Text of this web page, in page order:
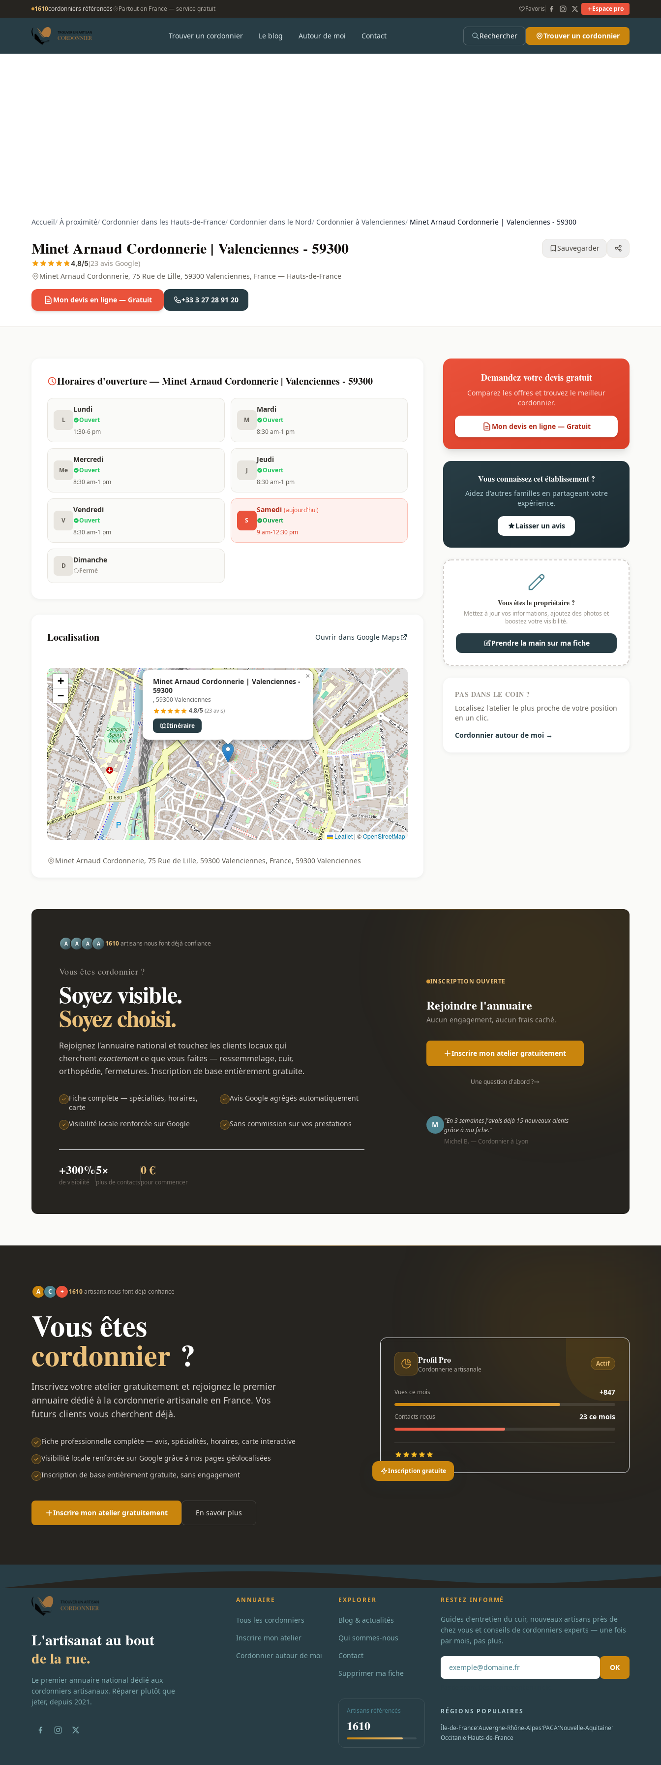
1610cordonniers référencés Partout en France — service gratuit Favoris Espace pro
Trouver un cordonnier Le blog Autour de moi Contact Rechercher Trouver un cordonnier
Accueil/ À proximité/ Cordonnier dans les Hauts-de-France/ Cordonnier dans le Nord/ Cordonnier à Valenciennes/ Minet Arnaud Cordonnerie | Valenciennes - 59300
Minet Arnaud Cordonnerie | Valenciennes - 59300
4,8/5(23 avis Google)
Minet Arnaud Cordonnerie, 75 Rue de Lille, 59300 Valenciennes, France — Hauts-de-France
Sauvegarder
Mon devis en ligne — Gratuit +33 3 27 28 91 20
Horaires d'ouverture — Minet Arnaud Cordonnerie | Valenciennes - 59300
L
Lundi
Ouvert
1:30-6 pm
M
Mardi
Ouvert
8:30 am-1 pm
Me
Mercredi
Ouvert
8:30 am-1 pm
J
Jeudi
Ouvert
8:30 am-1 pm
V
Vendredi
Ouvert
8:30 am-1 pm
S
Samedi (aujourd'hui)
Ouvert
9 am-12:30 pm
D
Dimanche
Fermé
Localisation Ouvrir dans Google Maps
Minet Arnaud Cordonnerie | Valenciennes -
59300
, 59300 Valenciennes
4.8/5 (23 avis)
Itinéraire
×
+
−
Leaflet | ©OpenStreetMap
Minet Arnaud Cordonnerie, 75 Rue de Lille, 59300 Valenciennes, France, 59300 Valenciennes
Demandez votre devis gratuit
Comparez les offres et trouvez le meilleur
cordonnier.
Mon devis en ligne — Gratuit
Vous connaissez cet établissement ?
Aidez d'autres familles en partageant votre
expérience.
Laisser un avis
Vous êtes le propriétaire ?
Mettez à jour vos informations, ajoutez des photos et
boostez votre visibilité.
Prendre la main sur ma fiche
PAS DANS LE COIN ?
Localisez l'atelier le plus proche de votre position
en un clic.
Cordonnier autour de moi →
A A A A 1610artisans nous font déjà confiance
Vous êtes cordonnier ?
Soyez visible.
Soyez choisi.
Rejoignez l'annuaire national et touchez les clients locaux qui
cherchentexactementce que vous faites — ressemmelage, cuir,
orthopédie, fermetures. Inscription de base entièrement gratuite.
Fiche complète — spécialités, horaires,
carte
Avis Google agrégés automatiquement
Visibilité locale renforcée sur Google Sans commission sur vos prestations
+300%
de visibilité
5×
plus de contacts
0 €
pour commencer
INSCRIPTION OUVERTE
Rejoindre l'annuaire
Aucun engagement, aucun frais caché.
Inscrire mon atelier gratuitement
Une question d'abord ?
M
"En 3 semaines j'avais déjà 15 nouveaux clients
grâce à ma fiche."
Michel B. — Cordonnier à Lyon
A C + 1610artisans nous font déjà confiance
Vous êtes
cordonnier ?
Inscrivez votre atelier gratuitement et rejoignez le premier
annuaire dédié à la cordonnerie artisanale en France. Vos
futurs clients vous cherchent déjà.
Fiche professionnelle complète — avis, spécialités, horaires, carte interactive
Visibilité locale renforcée sur Google grâce à nos pages géolocalisées
Inscription de base entièrement gratuite, sans engagement
Inscrire mon atelier gratuitement En savoir plus
Profil Pro
Cordonnerie artisanale
Actif
Vues ce mois +847
Contacts reçus 23 ce mois
Inscription gratuite
L'artisanat au bout
de la rue.
Le premier annuaire national dédié aux
cordonniers artisanaux. Réparer plutôt que
jeter, depuis 2021.
ANNUAIRE
Tous les cordonniers
Inscrire mon atelier
Cordonnier autour de moi
EXPLORER
Blog & actualités
Qui sommes-nous
Contact
Supprimer ma fiche
Artisans référencés
1610
RESTEZ INFORMÉ
Guides d'entretien du cuir, nouveaux artisans près de
chez vous et conseils de cordonniers experts — une fois
par mois, pas plus.
OK
RÉGIONS POPULAIRES
Île-de-France·Auvergne-Rhône-Alpes·PACA·Nouvelle-Aquitaine·
Occitanie·Hauts-de-France